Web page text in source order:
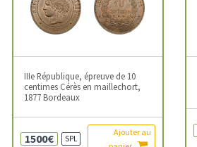
IIIe République, épreuve de 10
centimes Cérès en maillechort,
1877 Bordeaux
1500€ SPL
Ajouter au